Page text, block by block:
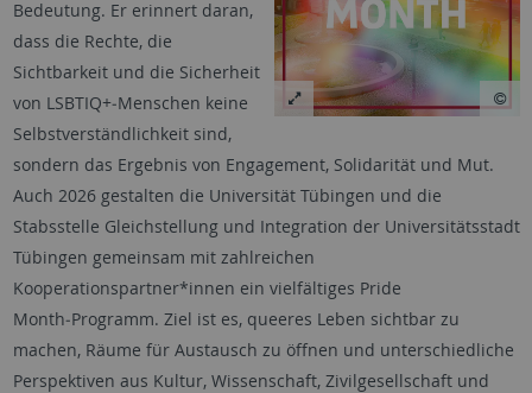
Bedeutung. Er erinnert daran,
dass die Rechte, die
Sichtbarkeit und die Sicherheit
von LSBTIQ+‑Menschen keine
Selbstverständlichkeit sind,
sondern das Ergebnis von Engagement, Solidarität und Mut.
Auch 2026 gestalten die Universität Tübingen und die
Stabsstelle Gleichstellung und Integration der Universitätsstadt
Tübingen gemeinsam mit zahlreichen
Kooperationspartner*innen ein vielfältiges Pride
Month‑Programm. Ziel ist es, queeres Leben sichtbar zu
machen, Räume für Austausch zu öffnen und unterschiedliche
Perspektiven aus Kultur, Wissenschaft, Zivilgesellschaft und